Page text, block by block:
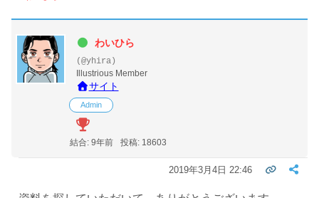
わいひら
(@yhira)
Illustrious Member
サイト
Admin
結合: 9年前 投稿: 18603
2019年3月4日 22:46